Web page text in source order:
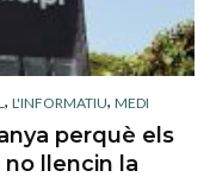
, L'INFORMATIU, MEDI
perquè els
llencin la